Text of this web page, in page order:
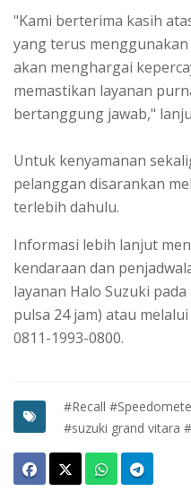
"Kami berterima kasih
yang terus
akan menghargai
memastikan layanan
bertanggung jawab,"
Untuk kenyamanan
pelanggan disarankan
terlebih dahulu.
Informasi lebih lanjut
kendaraan dan
layanan Halo Suzuki
pulsa 24 jam) atau
0811-1993-0800.
#Recall
#suzuki grand vitara